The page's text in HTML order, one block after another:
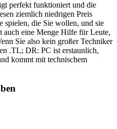
perfekt funktioniert und die
ziemlich niedrigen Preis
spielen, die Sie wollen, und sie
auch eine Menge Hilfe für Leute,
Sie also kein großer Techniker
.TL; DR: PC ist erstaunlich,
kommt mit technischem